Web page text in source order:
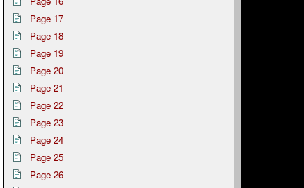
Page 17
Page 18
Page 19
Page 20
Page 21
Page 22
Page 23
Page 24
Page 25
Page 26